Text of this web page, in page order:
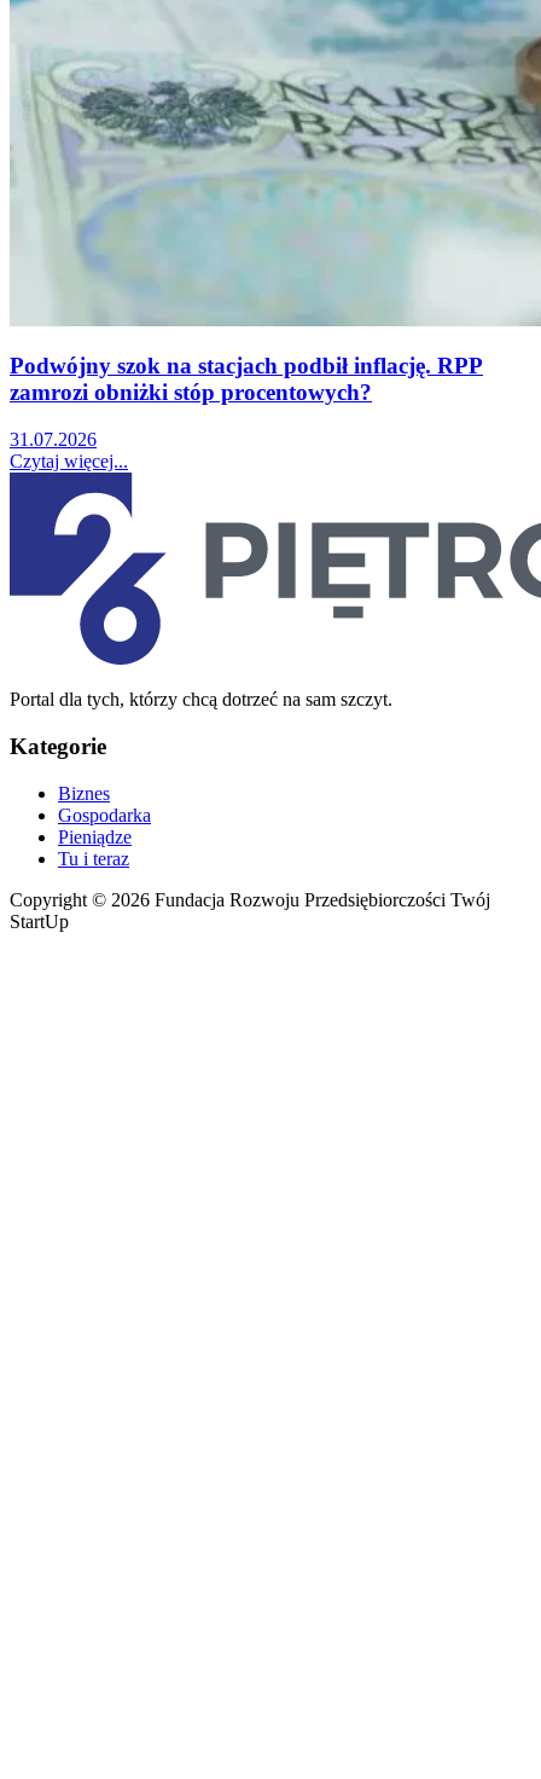
Podwójny szok na stacjach podbił inflację. RPP
zamrozi obniżki stóp procentowych?
31.07.2026
Czytaj więcej...
Portal dla tych, którzy chcą dotrzeć na sam szczyt.
Kategorie
Biznes
Gospodarka
Pieniądze
Tu i teraz
Copyright © 2026 Fundacja Rozwoju Przedsiębiorczości Twój
StartUp